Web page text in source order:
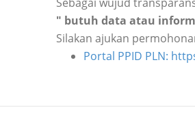
" butuh data atau
Silakan ajukan
Portal PPID PLN: